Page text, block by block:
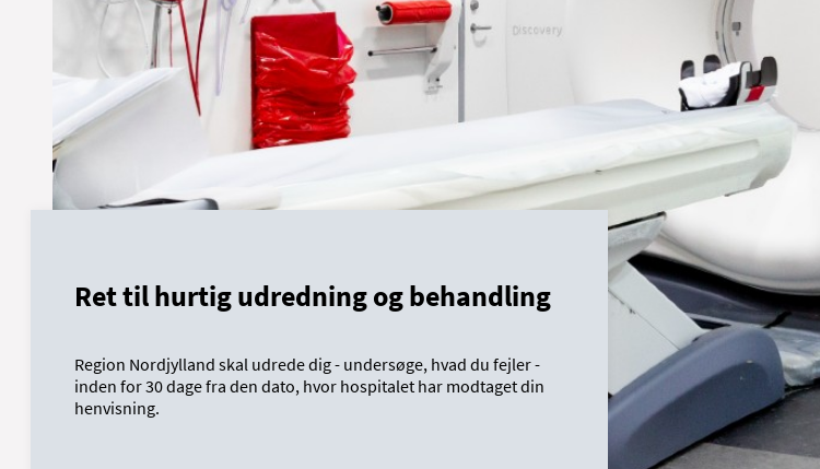
Ret til hurtig udredning og behandling
Region Nordjylland skal udrede dig - undersøge, hvad du fejler -
inden for 30 dage fra den dato, hvor hospitalet har modtaget din
henvisning.